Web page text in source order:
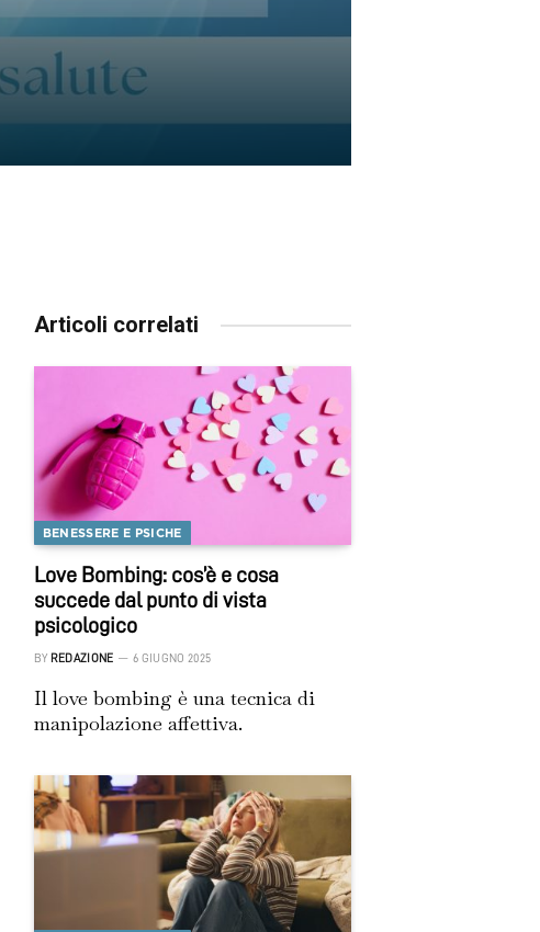
Articoli correlati
BENESSERE E PSICHE
Love Bombing: cos’è e cosa
succede dal punto di vista
psicologico
BY REDAZIONE 6 GIUGNO 2025
Il love bombing è una tecnica di
manipolazione affettiva.